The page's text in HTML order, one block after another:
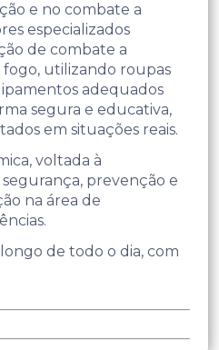
e no combate a
especializados
de combate a
fogo, utilizando roupas
adequados
segura e educativa,
em situações reais.
voltada à
prevenção e
na área de
de todo o dia, com